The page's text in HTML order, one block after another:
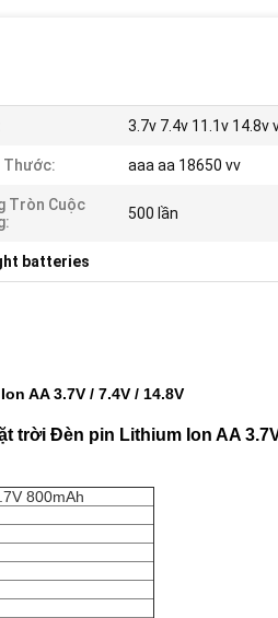
3.7v 7.4v 11.1v 14.8v
Thước: aaa aa 18650 vv
Tròn Cuộc
500 lần
batteries
AA 3.7V / 7.4V / 14.8V
Đèn pin Lithium Ion AA 3.7V
800mAh